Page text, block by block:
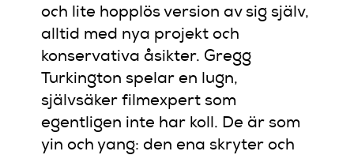
och lite hopplös version av sig själv,
alltid med nya projekt och
konservativa åsikter. Gregg
Turkington spelar en lugn,
självsäker filmexpert som
egentligen inte har koll. De är som
yin och yang: den ena skryter och